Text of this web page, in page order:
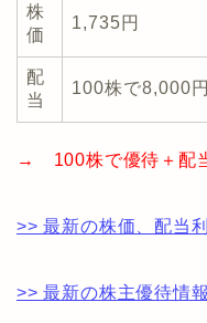
株
価
1,735円
配
当
100株で8,000円
→ 100株で優待＋配
>> 最新の株価、配当
>> 最新の株主優待情